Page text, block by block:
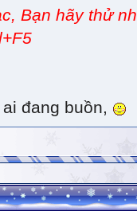
Bạn hãy thử
đang buồn,